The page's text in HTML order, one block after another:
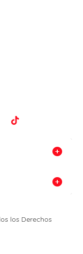
los Derechos